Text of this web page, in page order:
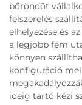
bőröndöt
felszerelés
elhelyezése és
a legjobb fém
könnyen
konfiguráció
ideig tartó kézi